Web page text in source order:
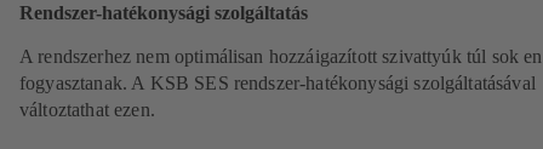
Rendszer-hatékonysági szolgáltatás
A rendszerhez nem optimálisan hozzáigazított szivattyúk túl sok
fogyasztanak. A KSB SES rendszer-hatékonysági szolgáltatásával
változtathat ezen.